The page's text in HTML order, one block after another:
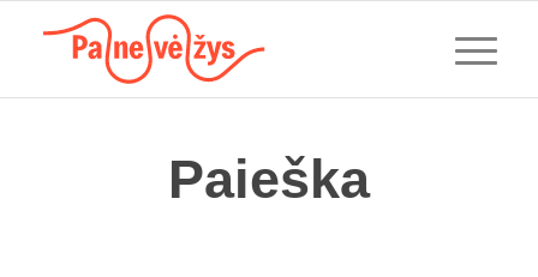
Paieška